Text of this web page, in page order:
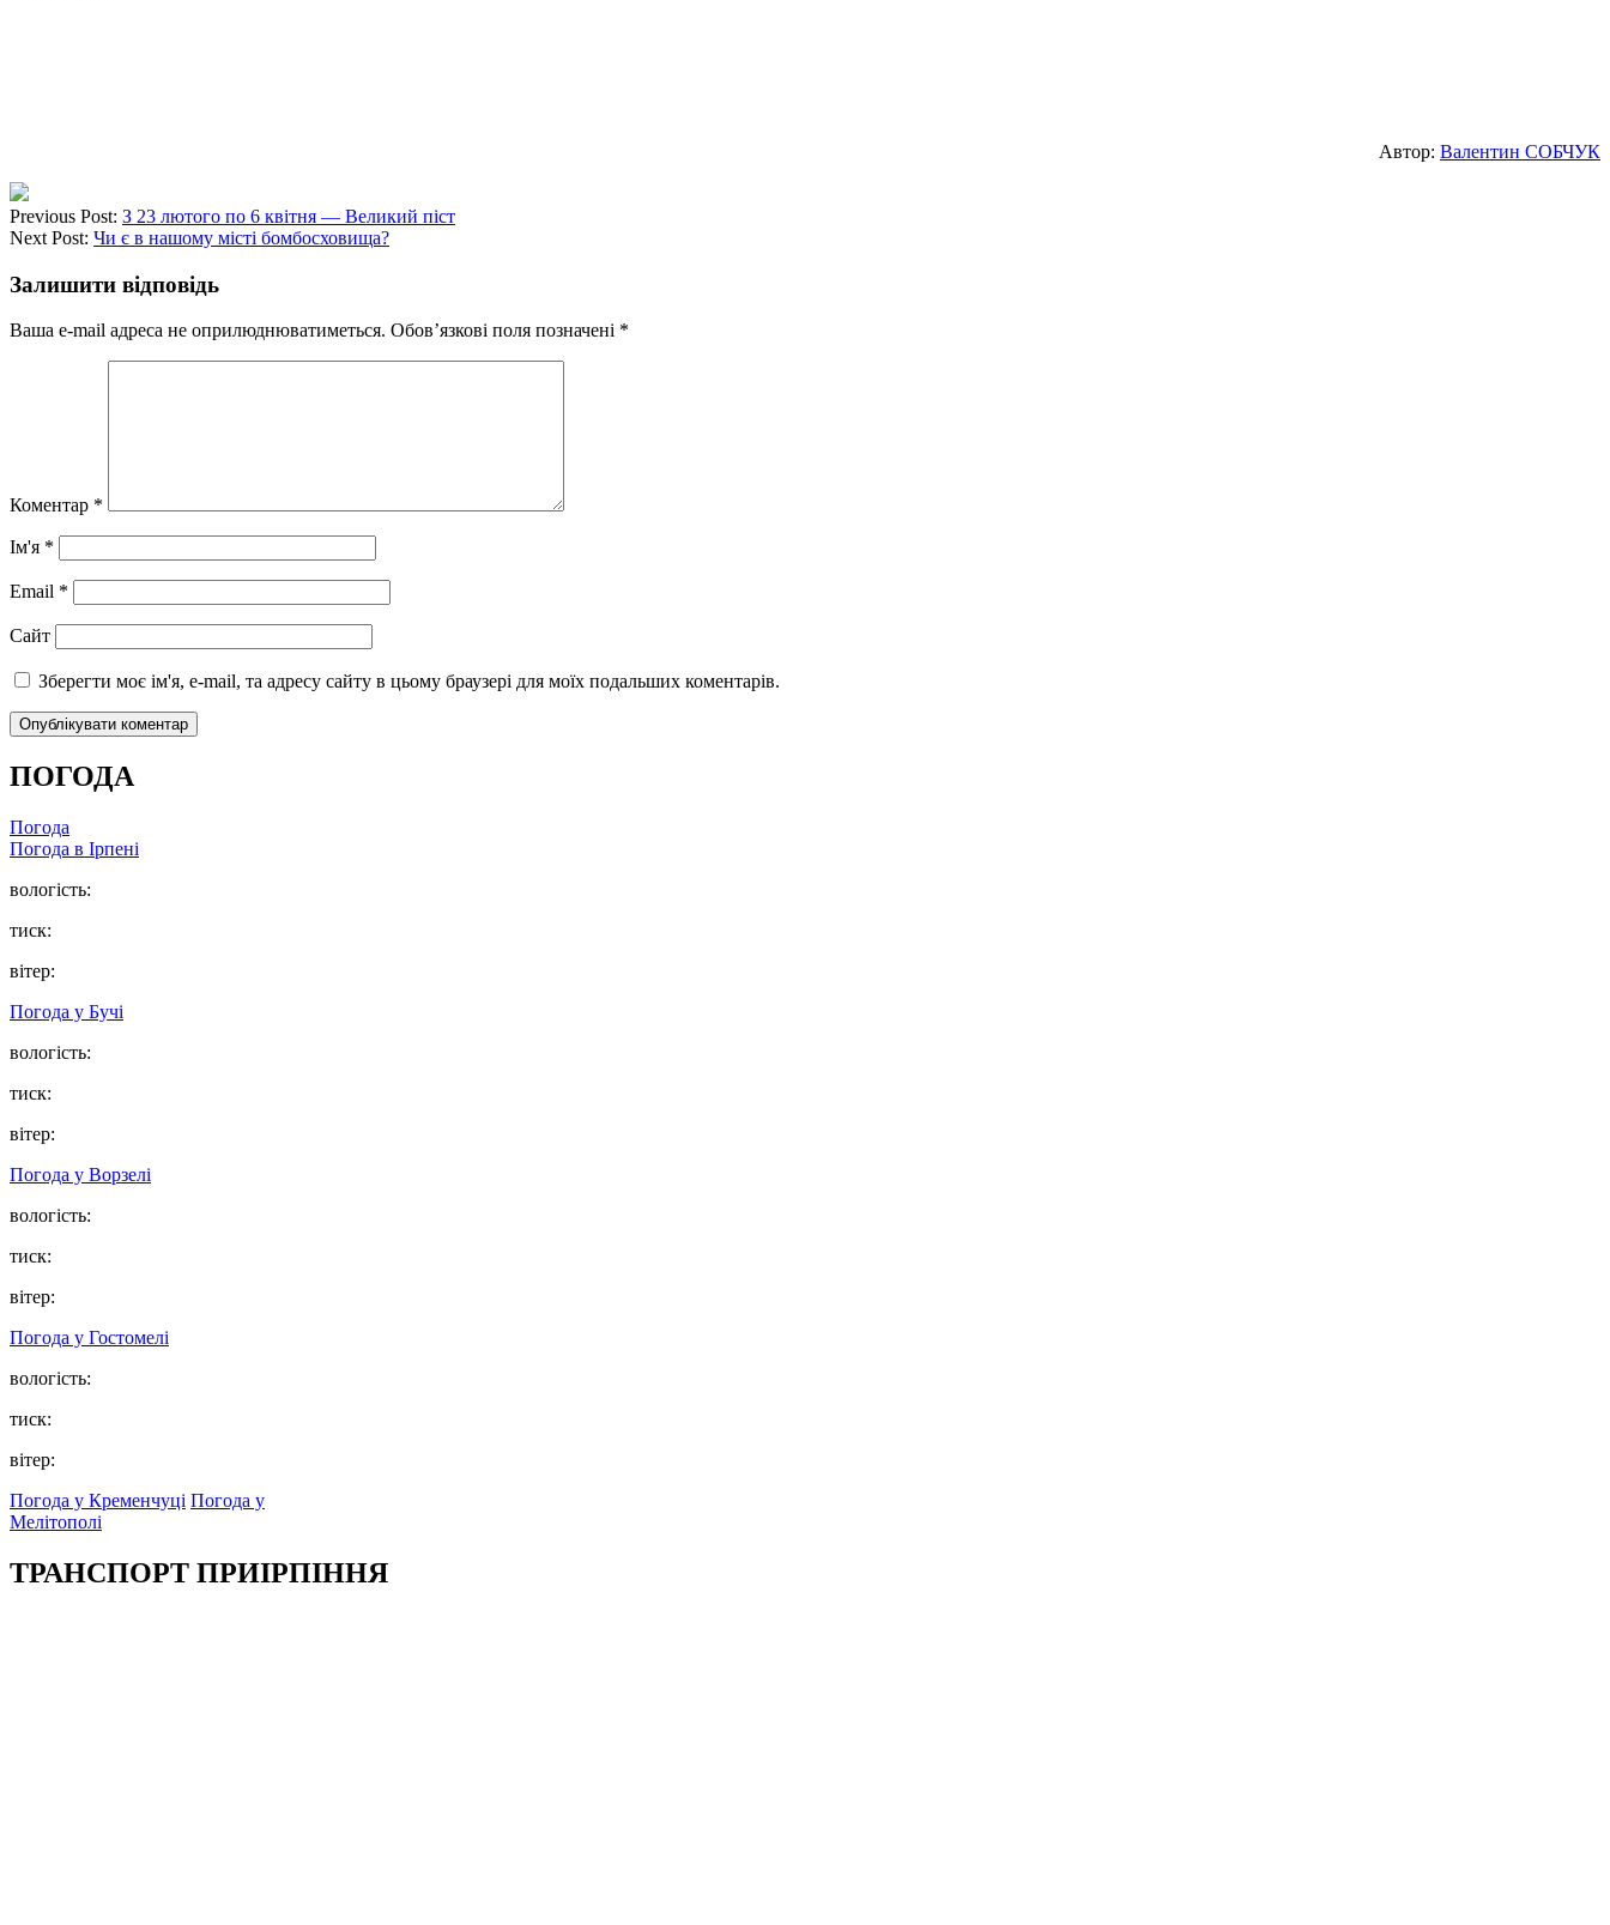
Автор: Валентин СОБЧУК
Previous Post: З 23 лютого по 6 квітня — Великий піст
Next Post: Чи є в нашому місті бомбосховища?
Залишити відповідь
Ваша e-mail адреса не оприлюднюватиметься. Обов’язкові поля позначені *
Коментар *
Ім'я *
Email *
Сайт
Зберегти моє ім'я, e-mail, та адресу сайту в цьому браузері для моїх подальших коментарів.
ПОГОДА
Погода
Погода в Ірпені
вологість:
тиск:
вітер:
Погода у Бучі
вологість:
тиск:
вітер:
Погода у Ворзелі
вологість:
тиск:
вітер:
Погода у Гостомелі
вологість:
тиск:
вітер:
Погода у Кременчуці Погода у
Мелітополі
ТРАНСПОРТ ПРИІРПІННЯ